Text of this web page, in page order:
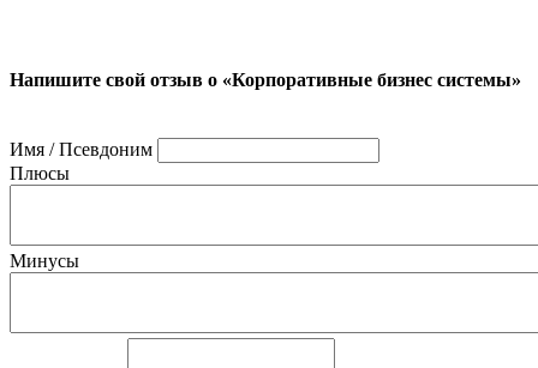
Напишите свой отзыв о «Корпоративные бизнес системы»
Имя / Псевдоним
Плюсы
Минусы